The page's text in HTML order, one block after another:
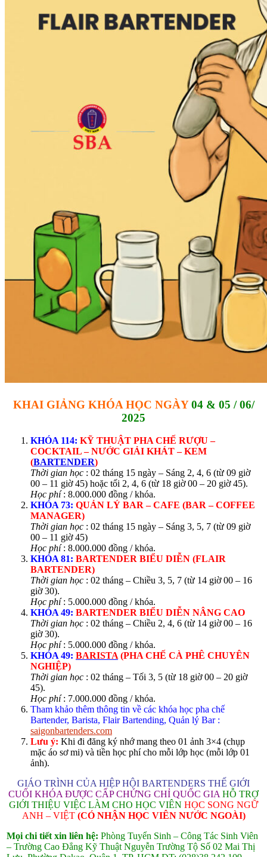
KHAI GIẢNG KHÓA HỌC NGÀY04 & 05 / 06/
2025
KHÓA 114: KỸ THUẬT PHA CHẾ RƯỢU –
COCKTAIL – NƯỚC GIẢI KHÁT – KEM
(BARTENDER)
Thời gian học : 02 tháng 15 ngày – Sáng 2, 4, 6 (từ 09 giờ
00 – 11 giờ 45) hoặc tối 2, 4, 6 (từ 18 giờ 00 – 20 giờ 45).
Học phí: 8.000.000 đồng / khóa.
KHÓA 73: QUẢN LÝ BAR – CAFE (BAR – COFFEE
MANAGER)
Thời gian học : 02 tháng 15 ngày – Sáng 3, 5, 7 (từ 09 giờ
00 – 11 giờ 45)
Học phí: 8.000.000 đồng / khóa.
KHÓA 81: BARTENDER BIỂU DIỄN (FLAIR
BARTENDER)
Thời gian học : 02 tháng – Chiều 3, 5, 7 (từ 14 giờ 00 – 16
giờ 30).
Học phí: 5.000.000 đồng / khóa.
KHÓA 49: BARTENDER BIỂU DIỄN NÂNG CAO
Thời gian học : 02 tháng – Chiều 2, 4, 6 (từ 14 giờ 00 – 16
giờ 30).
Học phí: 5.000.000 đồng / khóa.
KHÓA 49: BARISTA (PHA CHẾ CÀ PHÊ CHUYÊN
NGHIỆP)
Thời gian học : 02 tháng – Tối 3, 5 (từ 18 giờ 00 – 20 giờ
45).
Học phí: 7.000.000 đồng / khóa.
Tham khảo thêm thông tin về các khóa học pha chế
Bartender, Barista, Flair Bartending, Quản lý Bar :
saigonbartenders.com
Lưu ý: Khi đi đăng ký nhớ mang theo 01 ảnh 3×4 (chụp
mặc áo sơ mi) và tiền học phí cho mỗi lớp học (mỗi lớp 01
ảnh).
GIÁO TRÌNH CỦA HIỆP HỘI BARTENDERS THẾ GIỚI
CUỐI KHÓA ĐƯỢC CẤP CHỨNG CHỈ QUỐC GIA HỖ TRỢ
GIỚI THIỆU VIỆC LÀM CHO HỌC VIÊN HỌC SONG NGỮ
ANH – VIỆT (CÓ NHẬN HỌC VIÊN NƯỚC NGOÀI)
Mọi chi tiết xin liên hệ: Phòng Tuyển Sinh – Công Tác Sinh Viên
– Trường Cao Đẳng Kỹ Thuật Nguyễn Trường Tộ Số 02 Mai Thị